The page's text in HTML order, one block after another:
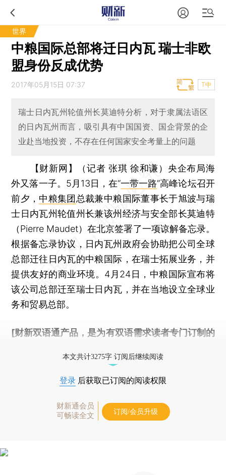
世界
中粮国际总部将迁日内瓦 瑞士非欧
盟身份反成优势
2017年05月15日 07:37 T中
瑞士日内瓦州轮值州长莫迪特分析，对于隶属法语区
的日内瓦州而言，吸引具有中国国资、国企背景的企
业赴当地投资，不存在任何国家安全考量上的问题
【财新网】（记者 张琪 徐和谦） 央企布局海
外又落一子。5月13日，在“一带一路”高峰论坛召开
前夕， 中粮集团 总裁兼中粮国际董事长于旭波与瑞
士日内瓦州轮值州长兼该州经济与安全部长莫迪特
（Pierre Maudet）在北京签署了一项谅解备忘录。
根据备忘录协议，日内瓦州政府会协助把公司全球
总部迁往日内瓦的中粮国际，在瑞士拓展业务，并
提供友好的商业环境。4月24日，中粮国际宣布将
该公司总部迁至瑞士日内瓦，并在当地设立全球业
务和贸易总部。
[财新双语通产品，是为有双语需求读者专门订制的
本文共计3275字 订阅后继续阅读
登录 后获取已订阅的阅读权限
财新通会员
可畅读全文
订阅/会员升级